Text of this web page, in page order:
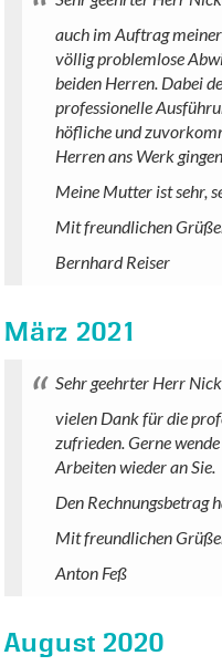
auch im Auftrag
völlig problemlose
beiden Herren. Dabei
professionelle
höfliche und
Herren ans Werk
Meine Mutter ist sehr,
Mit freundlichen
Bernhard Reiser
März 2021
Sehr geehrter Herr
vielen Dank für die
zufrieden. Gerne
Arbeiten wieder an Sie.
Den Rechnungsbetrag
Mit freundlichen
Anton Feß
August 2020